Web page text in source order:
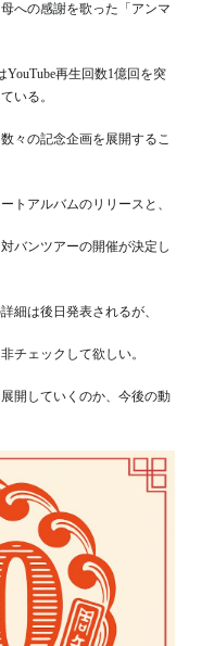
への感謝を歌った「アンマ
再生回数1億回を突
いる。
々の記念企画を展開するこ
トアルバムのリリースと、
バンツアーの開催が決定し
細は後日発表されるが、
チェックして欲しい。
開していくのか、今後の動